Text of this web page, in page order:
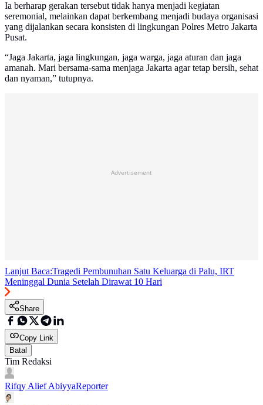
Ia berharap gerakan tersebut tidak hanya menjadi kegiatan
seremonial, melainkan dapat berkembang menjadi budaya organisasi
yang dijalankan secara konsisten di lingkungan Polres Metro Jakarta
Pusat.
“Jaga Jakarta, jaga lingkungan, jaga warga, jaga aturan dan jaga
amanah. Mari bersama-sama menjaga Jakarta agar tetap bersih, sehat
dan nyaman,” tutupnya.
Advertisement
Lanjut Baca:Tragedi Pembunuhan Satu Keluarga di Palu, IRT
Meninggal Dunia Setelah Dirawat 10 Hari
Share
Copy Link
Batal
Tim Redaksi
Rifqy Alief AbiyyaReporter